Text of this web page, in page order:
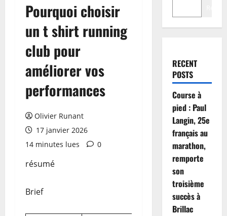
Pourquoi choisir
un t shirt running
club pour
améliorer vos
performances
Olivier Runant
17 janvier 2026
14 minutes lues
0
résumé
Brief
RECENT
POSTS
Course à
pied : Paul
Langin, 25e
français au
marathon,
remporte
son
troisième
succès à
Brillac